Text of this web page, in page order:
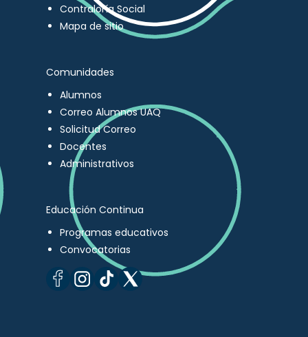
Contraloría Social
Mapa de sitio
Comunidades
Alumnos
Correo Alumnos UAQ
Solicitud Correo
Docentes
Administrativos
Educación Continua
Programas educativos
Convocatorias